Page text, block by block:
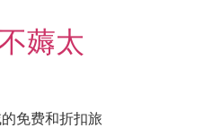
薅太
免费和折扣旅